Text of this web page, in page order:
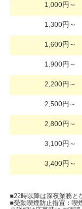
1,000円～
1,300円～
1,600円～
1,900円～
2,200円～
2,500円～
2,800円～
3,100円～
3,400円～